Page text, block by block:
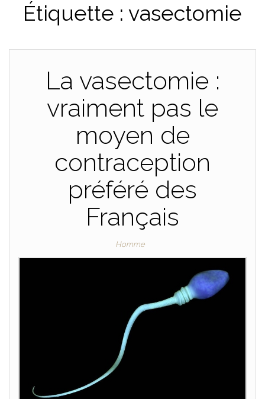
Étiquette : vasectomie
La vasectomie :
vraiment pas le
moyen de
contraception
préféré des
Français
Homme